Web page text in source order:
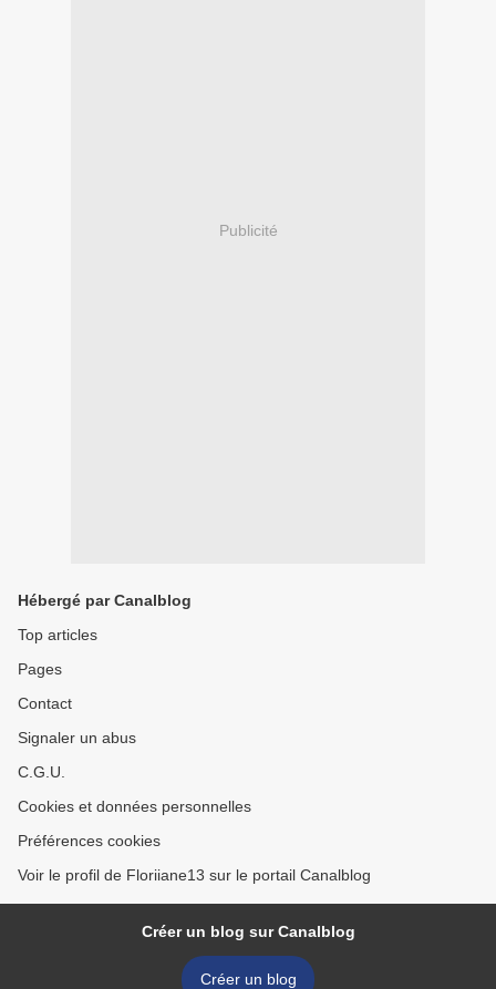
Publicité
Hébergé par Canalblog
Top articles
Pages
Contact
Signaler un abus
C.G.U.
Cookies et données personnelles
Préférences cookies
Voir le profil de Floriiane13 sur le portail Canalblog
Créer un blog sur Canalblog
Créer un blog